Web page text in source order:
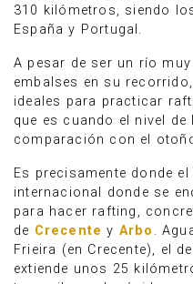
310 kilómetros, siendo
España y Portugal.
A pesar de ser un río
embalses en su
ideales para practicar
que es cuando el nivel
comparación con el
Es precisamente donde
internacional donde se
para hacer rafting,
de Crecente y Arbo .
Frieira (en Crecente), el
extiende unos 25